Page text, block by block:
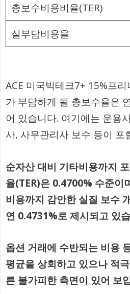
총보수비용비율(TER)
실부담비용율
ACE 미국빅테크7+ 15%프
가 부담하게 될 총보수율은
어 있습니다. 여기에는 운용
사, 사무관리사 보수 등이 포
순자산 대비 기타비용까지
율(TER)은 0.4700% 수준이
비용까지 감안한 실질 보수
연 0.4731%로 제시되고 있
옵션 거래에 수반되는 비용
평균을 상회하고 있으나 적
른 불가피한 측면이 있어 보